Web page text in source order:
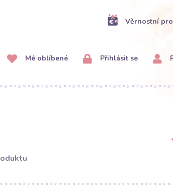
Věrnostní
Mé oblíbené Přihlásit se